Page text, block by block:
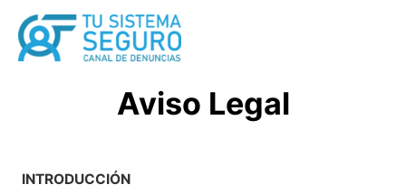
contenido
Aviso Legal
INTRODUCCIÓN